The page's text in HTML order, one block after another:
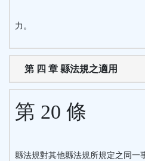
力。
第 四 章 縣法規之適用
第 20 條
縣法規對其他縣法規所規定之同一